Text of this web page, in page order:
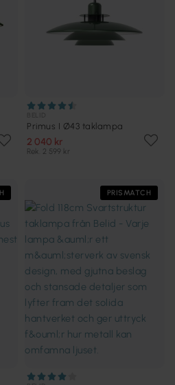
Primus I Ø43 taklampa
2 040 kr
Rek. 2 599 kr
PRISMATCH